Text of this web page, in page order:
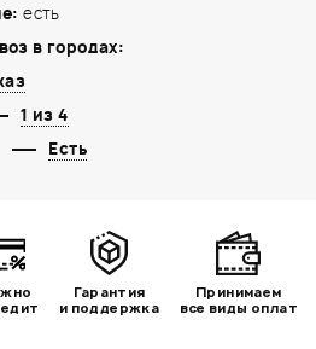
есть
в городах:
1 из 4
Есть
Гарантия
и поддержка
Принимаем
все виды оплат